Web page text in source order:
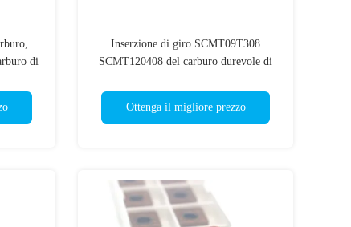
di
Inserzione di giro SCMT09T308
SCMT120408 del carburo durevole di
Ottenga il migliore prezzo